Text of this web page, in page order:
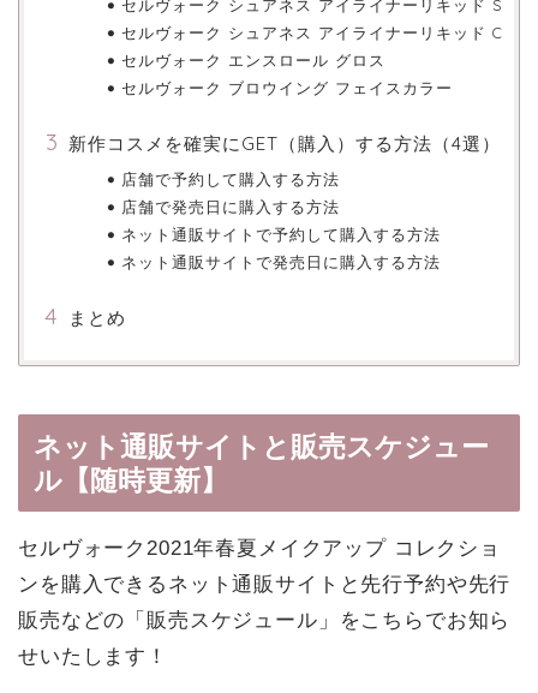
セルヴォーク シュアネス アイライナーリキッド S
セルヴォーク シュアネス アイライナーリキッド C
セルヴォーク エンスロール グロス
セルヴォーク ブロウイング フェイスカラー
新作コスメを確実にGET（購入）する方法（4選）
店舗で予約して購入する方法
店舗で発売日に購入する方法
ネット通販サイトで予約して購入する方法
ネット通販サイトで発売日に購入する方法
まとめ
ネット通販サイトと販売スケジュー
ル【随時更新】
セルヴォーク2021年春夏メイクアップ コレクショ
ンを購入できるネット通販サイトと先行予約や先行
販売などの「販売スケジュール」をこちらでお知ら
せいたします！